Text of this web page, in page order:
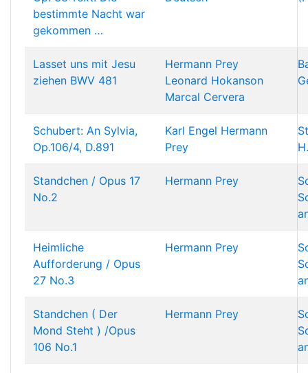
bestimmte Nacht war
gekommen …
Lasset uns mit Jesu
ziehen BWV 481
Hermann Prey
Leonard Hokanson
Marcal Cervera
Schubert: An Sylvia,
Op.106/4, D.891
Karl Engel Hermann
Prey
Standchen / Opus 17
No.2
Hermann Prey
Heimliche
Aufforderung / Opus
27 No.3
Hermann Prey
Standchen ( Der
Mond Steht ) /Opus
106 No.1
Hermann Prey